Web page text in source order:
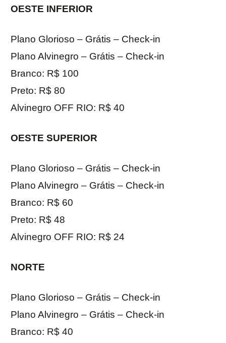
OESTE INFERIOR
Plano Glorioso – Grátis – Check-in
Plano Alvinegro – Grátis – Check-in
Branco: R$ 100
Preto: R$ 80
Alvinegro OFF RIO: R$ 40
OESTE SUPERIOR
Plano Glorioso – Grátis – Check-in
Plano Alvinegro – Grátis – Check-in
Branco: R$ 60
Preto: R$ 48
Alvinegro OFF RIO: R$ 24
NORTE
Plano Glorioso – Grátis – Check-in
Plano Alvinegro – Grátis – Check-in
Branco: R$ 40